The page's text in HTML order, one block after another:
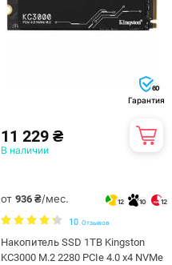
60
Гарантия
11 229 ₴
В наличии
от 936 ₴/мес. 12 10 12
10 Отзывов
Накопитель SSD 1TB Kingston
KC3000 M.2 2280 PCIe 4.0 x4 NVMe